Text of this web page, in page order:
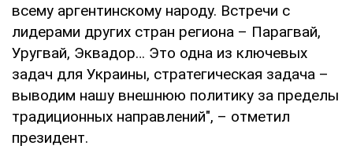
всему аргентинскому народу. Встречи с
лидерами других стран региона – Парагвай,
Уругвай, Эквадор… Это одна из ключевых
задач для Украины, стратегическая задача –
выводим нашу внешнюю политику за пределы
традиционных направлений", – отметил
президент.